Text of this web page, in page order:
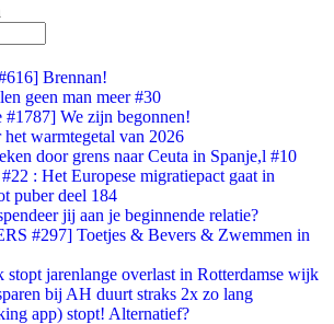
Brennan!
geen man meer #30
We zijn begonnen!
het warmtegetal van 2026
door grens naar Ceuta in Spanje,l #10
: Het Europese migratiepact gaat in
puber deel 184
jij aan je beginnende relatie?
#297] Toetjes & Bevers & Zwemmen in
stopt jarenlange overlast in Rotterdamse wijk
bij AH duurt straks 2x zo lang
app) stopt! Alternatief?